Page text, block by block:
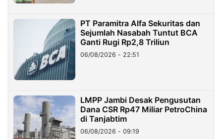
PT Paramitra Alfa Sekuritas dan
Sejumlah Nasabah Tuntut BCA
Ganti Rugi Rp2,8 Triliun
06/08/2026 - 22:51
LMPP Jambi Desak Pengusutan
Dana CSR Rp47 Miliar PetroChina
di Tanjabtim
06/08/2026 - 09:19